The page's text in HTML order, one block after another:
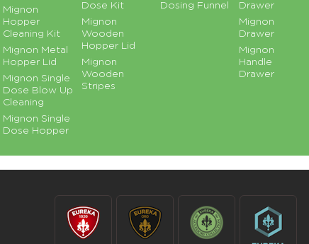
Mignon
Hopper
Cleaning Kit
Mignon Metal
Hopper Lid
Mignon Single
Dose Blow Up
Cleaning
Mignon Single
Dose Hopper
Dose Kit
Mignon
Wooden
Hopper Lid
Mignon
Wooden
Stripes
Dosing Funnel
Drawer
Mignon
Drawer
Mignon
Handle
Drawer